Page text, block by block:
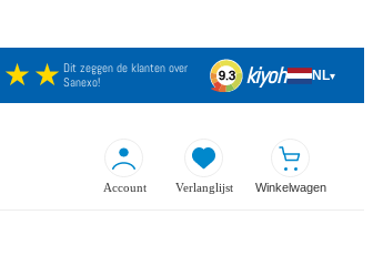
Dit zeggen de klanten over
Sanexo!
9.3 kiyoh NL▾
Account Verlanglijst Winkelwagen